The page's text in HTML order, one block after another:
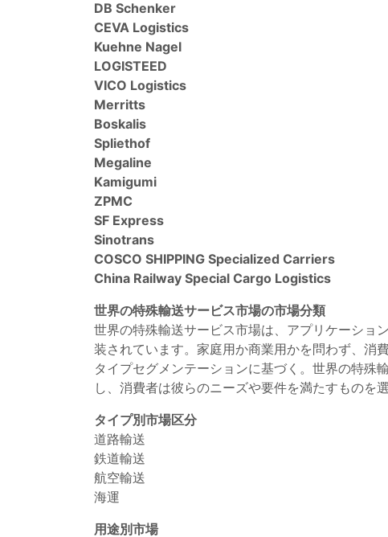
DB Schenker
CEVA Logistics
Kuehne Nagel
LOGISTEED
VICO Logistics
Merritts
Boskalis
Spliethof
Megaline
Kamigumi
ZPMC
SF Express
Sinotrans
COSCO SHIPPING Specialized Carriers
China Railway Special Cargo Logistics
世界の特殊輸送サービス市場の市場分類
世界の特殊輸送サービス市場は、アプリケーショ
装されています。家庭用か商業用かを問わず、消
タイプセグメンテーションに基づく。世界の特殊
し、消費者は彼らのニーズや要件を満たすものを
タイプ別市場区分
道路輸送
鉄道輸送
航空輸送
海運
用途別市場